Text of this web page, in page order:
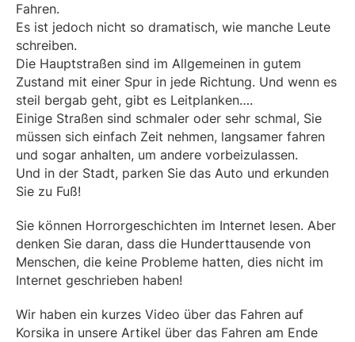
Fahren.
Es ist jedoch nicht so dramatisch, wie manche Leute
schreiben.
Die Hauptstraßen sind im Allgemeinen in gutem
Zustand mit einer Spur in jede Richtung. Und wenn es
steil bergab geht, gibt es Leitplanken….
Einige Straßen sind schmaler oder sehr schmal, Sie
müssen sich einfach Zeit nehmen, langsamer fahren
und sogar anhalten, um andere vorbeizulassen.
Und in der Stadt, parken Sie das Auto und erkunden
Sie zu Fuß!
Sie können Horrorgeschichten im Internet lesen. Aber
denken Sie daran, dass die Hunderttausende von
Menschen, die keine Probleme hatten, dies nicht im
Internet geschrieben haben!
Wir haben ein kurzes Video über das Fahren auf
Korsika in unsere Artikel über das Fahren am Ende